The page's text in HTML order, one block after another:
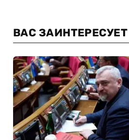
ВАС ЗАИНТЕРЕСУЕТ